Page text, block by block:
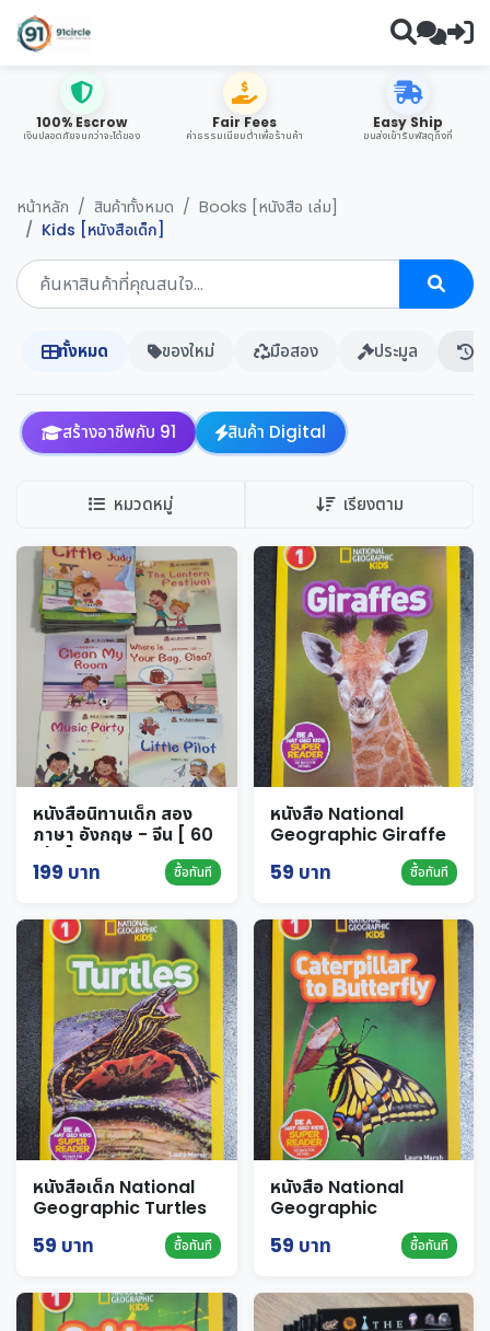
100% Escrow
เงินปลอดภัยจนกว่าจะได้ของ
Fair Fees
ค่าธรรมเนียมต่ำเพื่อร้านค้า
Easy Ship
ขนส่งเข้ารับพัสดุถึงที่
หน้าหลัก สินค้าทั้งหมด
Books [หนังสือ เล่ม]
Kids [หนังสือเด็ก]
ทั้งหมด ของใหม่ มือสอง ประมูล
สร้างอาชีพกับ 91 สินค้า Digital
หมวดหมู่ เรียงตาม
หนังสือนิทานเด็ก สอง
ภาษา อังกฤษ - จีน [ 60
เล่ม ]
199 บาท ซื้อทันที
หนังสือ National
Geographic Giraffe
59 บาท ซื้อทันที
หนังสือเด็ก National
Geographic Turtles
59 บาท ซื้อทันที
หนังสือ National
Geographic
Butterfly นานาสาระ
59 บาท ซื้อทันที